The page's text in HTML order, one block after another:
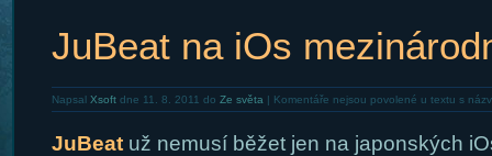
JuBeat na iOs
Napsal Xsoftdne 11. 8. 2011 do Ze světa | Komentáře nejsou povolené u textu s
JuBeatuž nemusí běžet jen na japonských